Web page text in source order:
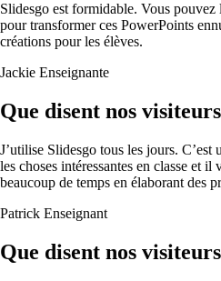
Slidesgo est formidable. Vous pouvez
pour transformer ces PowerPoints
créations pour les élèves.
Jackie Enseignante
Que disent nos
J’utilise Slidesgo tous les jours.
les choses intéressantes en classe et il
beaucoup de temps en élaborant des
Patrick Enseignant
Que disent nos